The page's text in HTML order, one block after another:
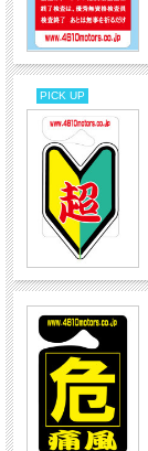
PICK UP